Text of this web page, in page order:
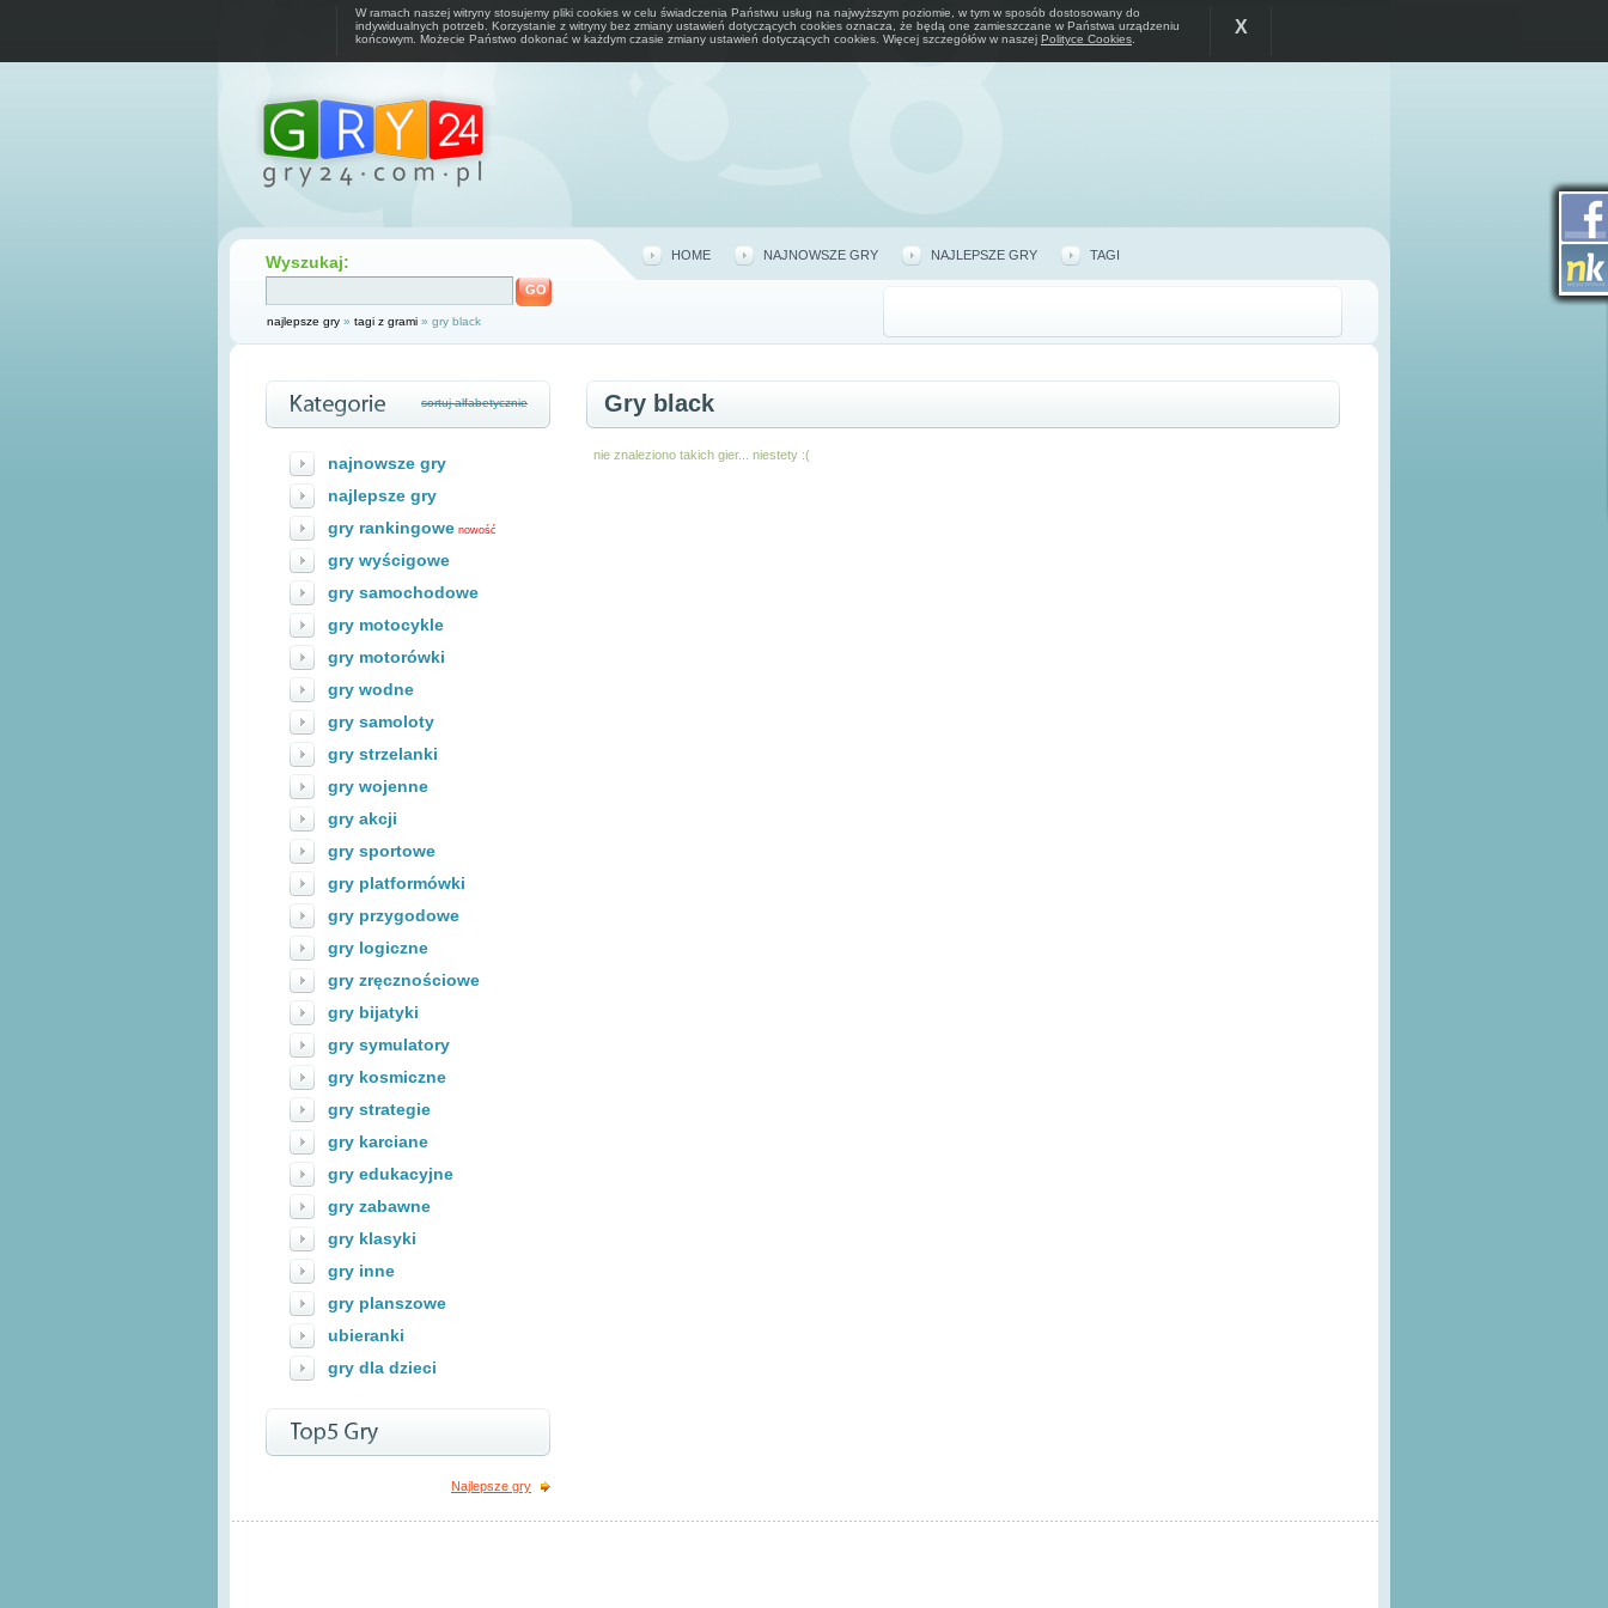
najlepsze gry » tagi z grami » gry black
HOME NAJNOWSZE GRY NAJLEPSZE GRY TAGI
Wyszukaj:
GO
sortuj alfabetycznie
najnowsze gry
najlepsze gry
gry rankingowe nowość
gry wyścigowe
gry samochodowe
gry motocykle
gry motorówki
gry wodne
gry samoloty
gry strzelanki
gry wojenne
gry akcji
gry sportowe
gry platformówki
gry przygodowe
gry logiczne
gry zręcznościowe
gry bijatyki
gry symulatory
gry kosmiczne
gry strategie
gry karciane
gry edukacyjne
gry zabawne
gry klasyki
gry inne
gry planszowe
ubieranki
gry dla dzieci
Najlepsze gry
Gry black
nie znaleziono takich gier... niestety :(
X
W ramach naszej witryny stosujemy pliki cookies w celu świadczenia Państwu usług na najwyższym poziomie, w tym w sposób dostosowany do
indywidualnych potrzeb. Korzystanie z witryny bez zmiany ustawień dotyczących cookies oznacza, że będą one zamieszczane w Państwa urządzeniu
końcowym. Możecie Państwo dokonać w każdym czasie zmiany ustawień dotyczących cookies. Więcej szczegółów w naszej Polityce Cookies